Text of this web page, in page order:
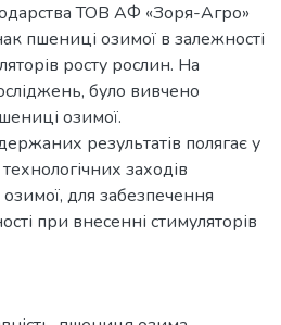
ТОВ АФ «Зоря-Агро»
пшениці озимої в залежності
росту рослин. На
було вивчено
озимої.
результатів полягає у
заходів
для забезпечення
при внесенні стимуляторів